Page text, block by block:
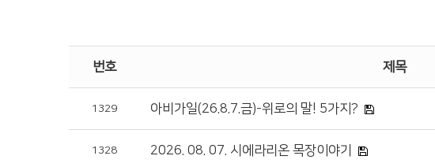
번호 제목
1329 아비가일(26.8.7.금)-위로의 말! 5가지?
1328 2026. 08. 07. 시에라리온 목장이야기